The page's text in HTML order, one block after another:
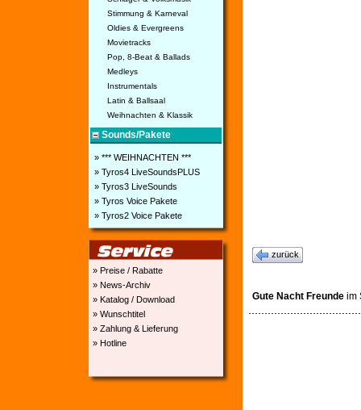
Stimmung & Karneval
Oldies & Evergreens
Movietracks
Pop, 8-Beat & Ballads
Medleys
Instrumentals
Latin & Ballsaal
Weihnachten & Klassik
Sounds/Pakete
» *** WEIHNACHTEN ***
» Tyros4 LiveSoundsPLUS
» Tyros3 LiveSounds
» Tyros Voice Pakete
» Tyros2 Voice Pakete
» Preise / Rabatte
» News-Archiv
» Katalog / Download
» Wunschtitel
» Zahlung & Lieferung
» Hotline
zurück
Gute Nacht Freunde im